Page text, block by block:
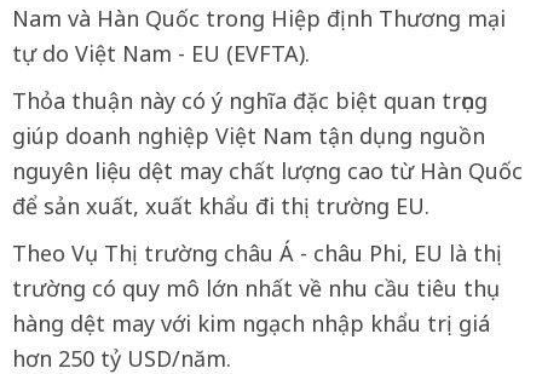
Nam và Hàn Quốc trong Hiệp định Thương mại
tự do Việt Nam - EU (EVFTA).
Thỏa thuận này có ý nghĩa đặc biệt quan trọng
giúp doanh nghiệp Việt Nam tận dụng nguồn
nguyên liệu dệt may chất lượng cao từ Hàn Quốc
để sản xuất, xuất khẩu đi thị trường EU.
Theo Vụ Thị trường châu Á - châu Phi, EU là thị
trường có quy mô lớn nhất về nhu cầu tiêu thụ
hàng dệt may với kim ngạch nhập khẩu trị giá
hơn 250 tỷ USD/năm.